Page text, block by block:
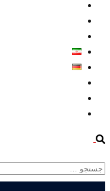
Search
جستجو
برای: